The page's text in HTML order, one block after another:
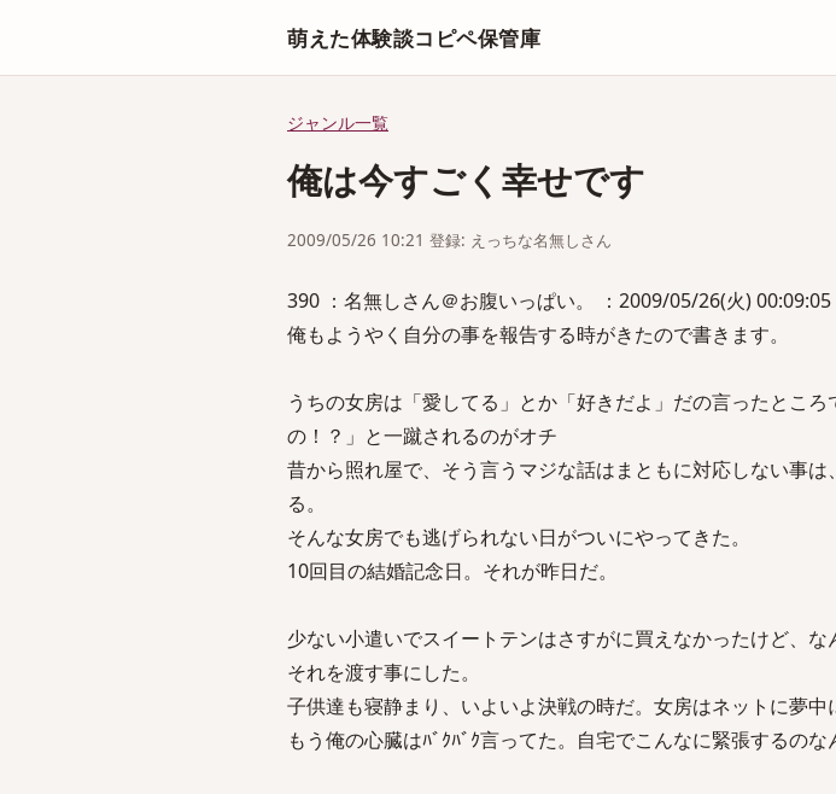
萌えた体験談コピペ保管庫
ジャンル一覧
俺は今すごく幸せです
2009/05/26 10:21 登録: えっちな名無しさん
390 ：名無しさん＠お腹いっぱい。 ：2009/05/26(火) 00:09:05
俺もようやく自分の事を報告する時がきたので書きます。
うちの女房は「愛してる」とか「好きだよ」だの言ったとこ
の！？」と一蹴されるのがオチ
昔から照れ屋で、そう言うマジな話はまともに対応しない事
る。
そんな女房でも逃げられない日がついにやってきた。
10回目の結婚記念日。それが昨日だ。
少ない小遣いでスイートテンはさすがに買えなかったけど、な
それを渡す事にした。
子供達も寝静まり、いよいよ決戦の時だ。女房はネットに夢中
もう俺の心臓はﾊﾞｸﾊﾞｸ言ってた。自宅でこんなに緊張するのな